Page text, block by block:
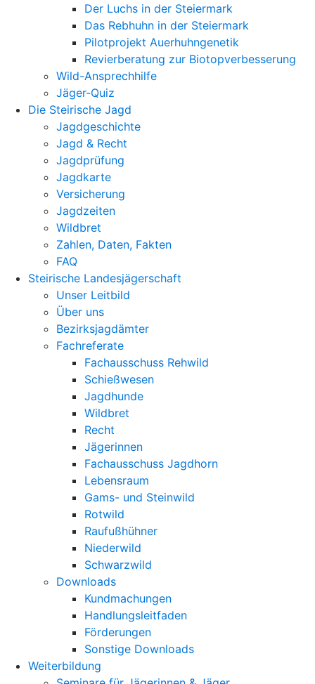
Der Luchs in der Steiermark
Das Rebhuhn in der Steiermark
Pilotprojekt Auerhuhngenetik
Revierberatung zur Biotopverbesserung
Wild-Ansprechhilfe
Jäger-Quiz
Die Steirische Jagd
Jagdgeschichte
Jagd & Recht
Jagdprüfung
Jagdkarte
Versicherung
Jagdzeiten
Wildbret
Zahlen, Daten, Fakten
FAQ
Steirische Landesjägerschaft
Unser Leitbild
Über uns
Bezirksjagdämter
Fachreferate
Fachausschuss Rehwild
Schießwesen
Jagdhunde
Wildbret
Recht
Jägerinnen
Fachausschuss Jagdhorn
Lebensraum
Gams- und Steinwild
Rotwild
Raufußhühner
Niederwild
Schwarzwild
Downloads
Kundmachungen
Handlungsleitfaden
Förderungen
Sonstige Downloads
Weiterbildung